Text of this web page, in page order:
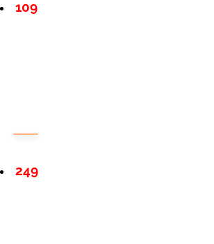
109
249